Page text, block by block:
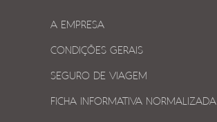
A EMPRESA
CONDIÇÕES GERAIS
SEGURO DE VIAGEM
FICHA INFORMATIVA NORMALIZADA